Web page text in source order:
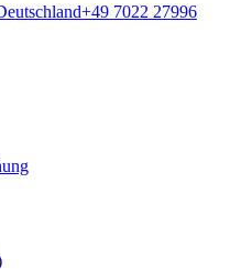
+49 7022 27996